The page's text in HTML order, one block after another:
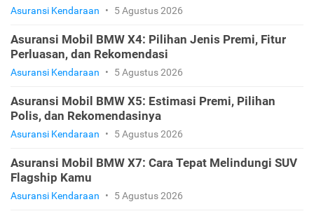
Asuransi Kendaraan • 5 Agustus 2026
Asuransi Mobil BMW X4: Pilihan Jenis Premi, Fitur
Perluasan, dan Rekomendasi
Asuransi Kendaraan • 5 Agustus 2026
Asuransi Mobil BMW X5: Estimasi Premi, Pilihan
Polis, dan Rekomendasinya
Asuransi Kendaraan • 5 Agustus 2026
Asuransi Mobil BMW X7: Cara Tepat Melindungi SUV
Flagship Kamu
Asuransi Kendaraan • 5 Agustus 2026